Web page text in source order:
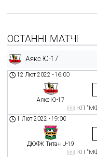
ОСТАННІ МАТЧІ
Аякс Ю-17
12 Лют 2022 -16:00
Аякс Ю-17
КП
1 Лют 2022 -19:00
ДЮФК Титан U-19
КП